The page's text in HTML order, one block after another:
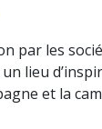
par les
lieu
et la